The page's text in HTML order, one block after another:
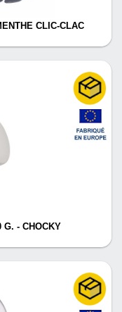
CLIC-CLAC
G. - CHOCKY